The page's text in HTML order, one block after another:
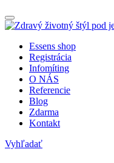
Essens shop
Registrácia
Infomíting
O NÁS
Referencie
Blog
Zdarma
Kontakt
Vyhľadať